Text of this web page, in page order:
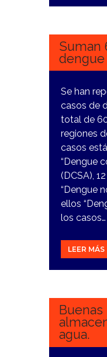
7
Suman
dengue
Se han
casos de
total de
regiones
casos
“Dengue
(DCSA),
“Dengue
ellos
los casos…
LEER MÁS
7
agua.